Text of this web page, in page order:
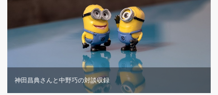
神田昌典さんと中野巧の対談収録